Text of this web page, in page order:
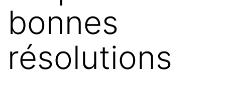
bonnes
résolutions